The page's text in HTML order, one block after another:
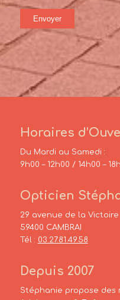
Horaires
Du Mardi au Samedi :
9h00 – 12h00 / 14h00 –
Opticien
29 avenue de la Victoire
59400 CAMBRAI
Tél : 03.27.81.49.58
Depuis 2007
Stéphanie propose des